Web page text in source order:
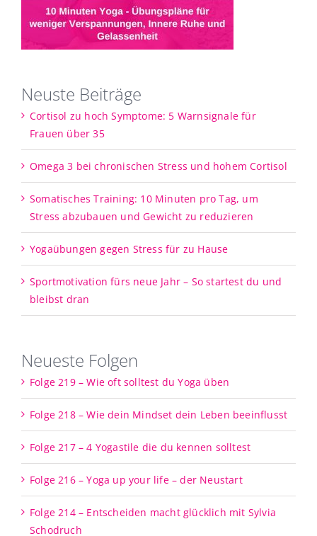
Neuste Beiträge
Cortisol zu hoch Symptome: 5 Warnsignale für
Frauen über 35
Omega 3 bei chronischen Stress und hohem Cortisol
Somatisches Training: 10 Minuten pro Tag, um
Stress abzubauen und Gewicht zu reduzieren
Yogaübungen gegen Stress für zu Hause
Sportmotivation fürs neue Jahr – So startest du und
bleibst dran
Neueste Folgen
Folge 219 – Wie oft solltest du Yoga üben
Folge 218 – Wie dein Mindset dein Leben beeinflusst
Folge 217 – 4 Yogastile die du kennen solltest
Folge 216 – Yoga up your life – der Neustart
Folge 214 – Entscheiden macht glücklich mit Sylvia
Schodruch